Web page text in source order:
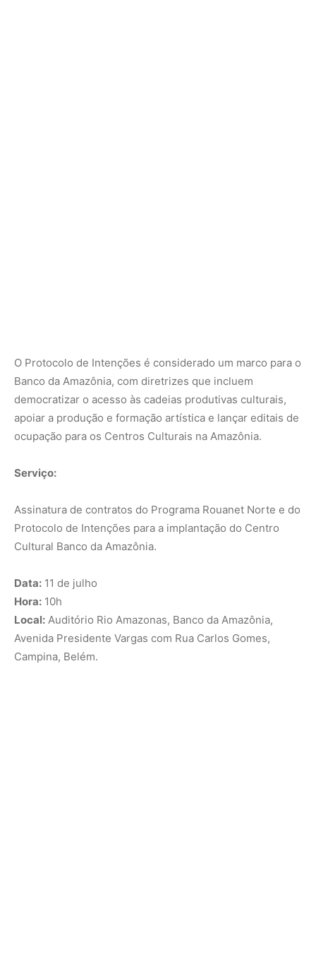
O Protocolo de Intenções é considerado um marco para o
Banco da Amazônia, com diretrizes que incluem
democratizar o acesso às cadeias produtivas culturais,
apoiar a produção e formação artística e lançar editais de
ocupação para os Centros Culturais na Amazônia.
Serviço:
Assinatura de contratos do Programa Rouanet Norte e do
Protocolo de Intenções para a implantação do Centro
Cultural Banco da Amazônia.
Data: 11 de julho
Hora: 10h
Local: Auditório Rio Amazonas, Banco da Amazônia,
Avenida Presidente Vargas com Rua Carlos Gomes,
Campina, Belém.